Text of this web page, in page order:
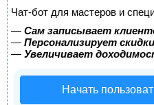
Чат-бот для мастеров и
— Сам записывает
— Персонализирует
— Увеличивает
Начать